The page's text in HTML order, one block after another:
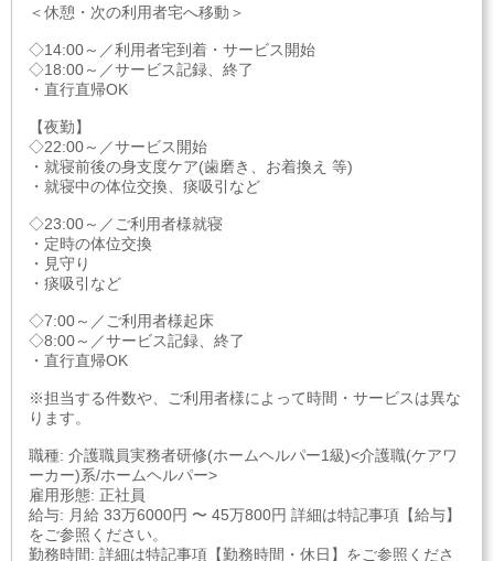
＜休憩・次の利用者宅へ移動＞
◇14:00～／利用者宅到着・サービス開始
◇18:00～／サービス記録、終了
・直行直帰OK
【夜勤】
◇22:00～／サービス開始
・就寝前後の身支度ケア(歯磨き、お着換え 等)
・就寝中の体位交換、痰吸引など
◇23:00～／ご利用者様就寝
・定時の体位交換
・見守り
・痰吸引など
◇7:00～／ご利用者様起床
◇8:00～／サービス記録、終了
・直行直帰OK
※担当する件数や、ご利用者様によって時間・サービスは異な
ります。
職種: 介護職員実務者研修(ホームヘルパー1級)<介護職(ケアワ
ーカー)系/ホームヘルパー>
雇用形態: 正社員
給与: 月給 33万6000円 〜 45万800円 詳細は特記事項【給与】
をご参照ください。
勤務時間: 詳細は特記事項【勤務時間・休日】をご参照くださ